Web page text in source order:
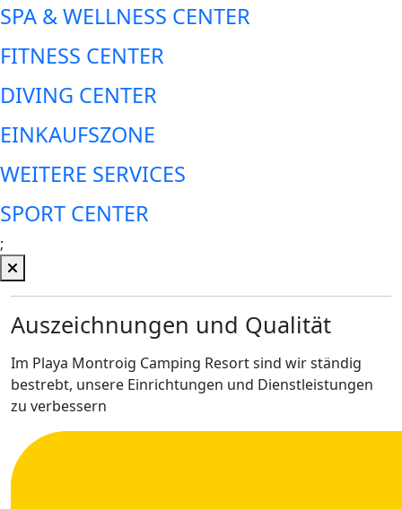
SPA & WELLNESS CENTER
FITNESS CENTER
DIVING CENTER
EINKAUFSZONE
WEITERE SERVICES
SPORT CENTER
;
Auszeichnungen und Qualität
Im Playa Montroig Camping Resort sind wir ständig
bestrebt, unsere Einrichtungen und Dienstleistungen
zu verbessern